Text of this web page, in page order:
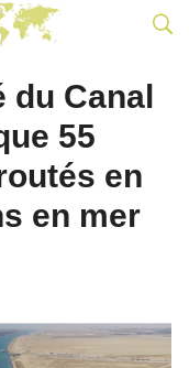
du Canal
55
en
en mer